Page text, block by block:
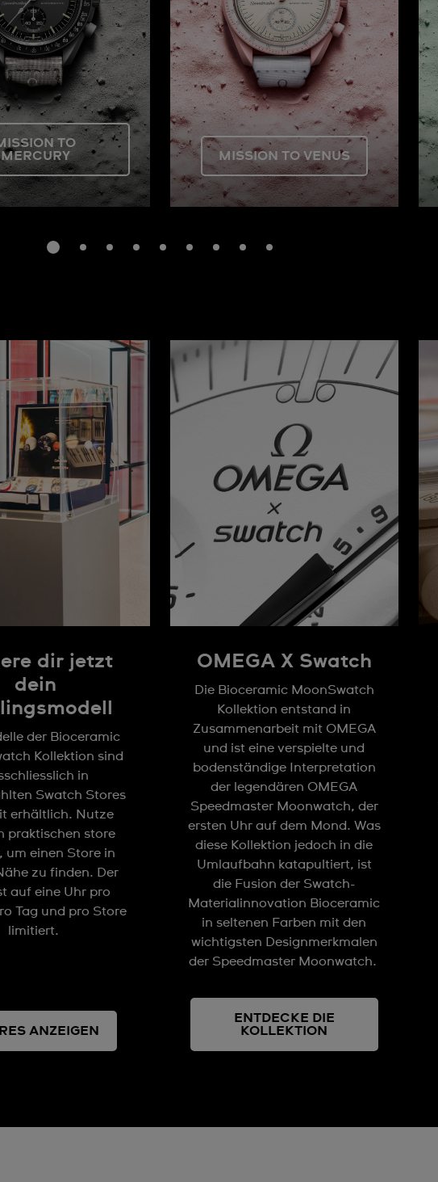
TO
MERCURY
MISSION TO VENUS
dir jetzt
dein
der Bioceramic
Kollektion sind
in
Swatch Stores
erhältlich. Nutze
praktischen store
um einen Store in
zu finden. Der
auf eine Uhr pro
Tag und pro Store
limitiert.
ANZEIGEN
OMEGA X Swatch
Die Bioceramic MoonSwatch
Kollektion entstand in
Zusammenarbeit mit OMEGA
und ist eine verspielte und
bodenständige Interpretation
der legendären OMEGA
Speedmaster Moonwatch, der
ersten Uhr auf dem Mond. Was
diese Kollektion jedoch in die
Umlaufbahn katapultiert, ist
die Fusion der Swatch-
Materialinnovation Bioceramic
in seltenen Farben mit den
wichtigsten Designmerkmalen
der Speedmaster Moonwatch.
ENTDECKE DIE
KOLLEKTION